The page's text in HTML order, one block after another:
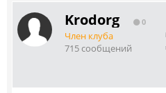
Krodorg 0
Член клуба
715 сообщений